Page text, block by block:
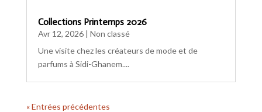
Collections Printemps 2026
Avr 12, 2026| Non classé
Une visite chez les créateurs de mode et de
parfums à Sidi-Ghanem....
« Entrées précédentes